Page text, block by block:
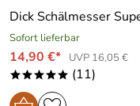
Dick Schälmesser
Sofort lieferbar
14,90 €* UVP 16,05 €
***** (11)